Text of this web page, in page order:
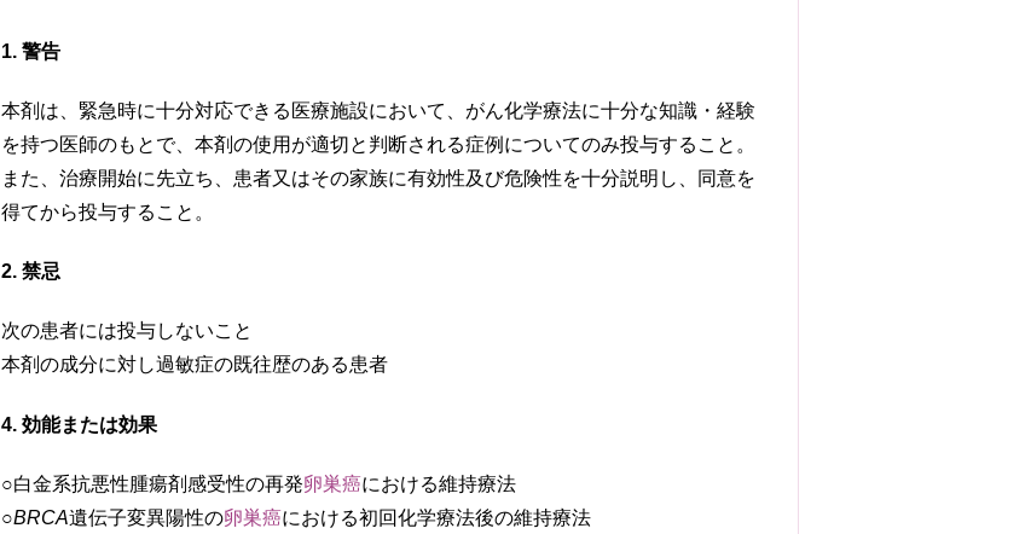
1. 警告
本剤は、緊急時に十分対応できる医療施設において、がん化学療法に十分な知識・経験
を持つ医師のもとで、本剤の使用が適切と判断される症例についてのみ投与すること。
また、治療開始に先立ち、患者又はその家族に有効性及び危険性を十分説明し、同意を
得てから投与すること。
2. 禁忌
次の患者には投与しないこと
本剤の成分に対し過敏症の既往歴のある患者
4. 効能または効果
○白金系抗悪性腫瘍剤感受性の再発卵巣癌における維持療法
○BRCA遺伝子変異陽性の卵巣癌における初回化学療法後の維持療法